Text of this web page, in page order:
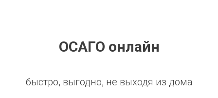
ОСАГО онлайн
быстро, выгодно, не выходя из дома